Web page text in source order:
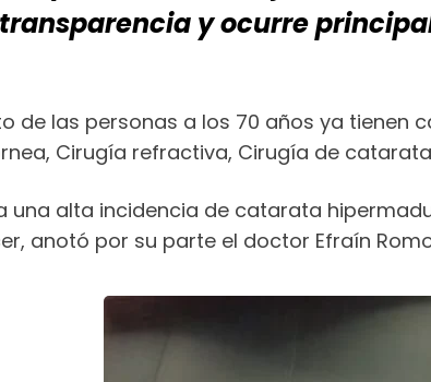
transparencia y ocurre
de las personas a los 70 años ya
Cirugía refractiva, Cirugía de
una alta incidencia de catarata
anotó por su parte el doctor Efraín